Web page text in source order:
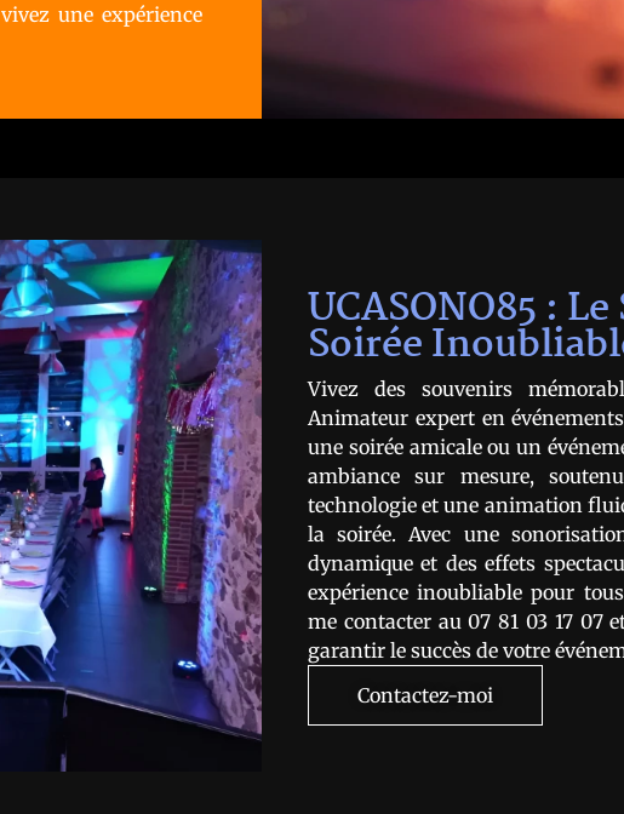
une expérience
UCASONO85 :
Soirée
Vivez des souvenirs
Animateur expert en
une soirée amicale ou un
ambiance sur mesure,
technologie et une animation
la soirée. Avec une
dynamique et des effets
expérience inoubliable pour
me contacter au 07 81 03 17 07
garantir le succès de votre
Contactez-moi